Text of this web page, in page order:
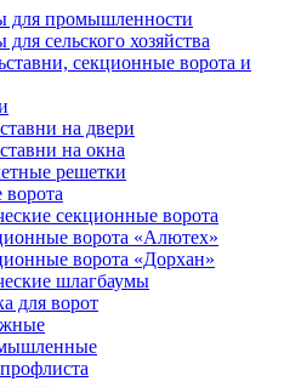
для промышленности
для сельского хозяйства
секционные ворота и
на двери
на окна
решетки
секционные ворота
ворота «Алютех»
ворота «Дорхан»
шлагбаумы
для ворот